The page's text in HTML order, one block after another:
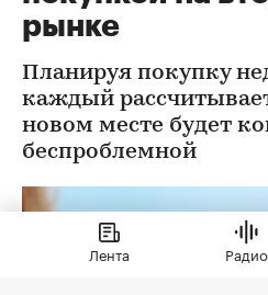
рынке
Планируя покупку
каждый
новом месте будет
беспроблемной
Лента Радио